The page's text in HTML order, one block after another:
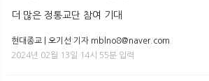
더 많은 정통교단 참여 기대
현대종교 | 오기선 기자 mblno8@naver.com
2024년 02월 13일 14시 55분 입력